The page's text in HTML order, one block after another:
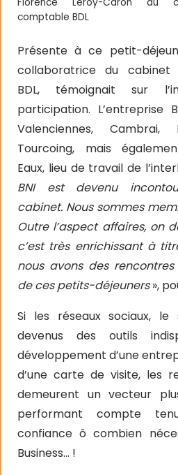
comptable BDL
Présente à ce petit-
collaboratrice du cabinet
BDL, témoignait sur
participation. L’entreprise
Valenciennes,
Tourcoing, mais
Eaux, lieu de travail de
BNI est devenu
cabinet. Nous sommes
Outre l’aspect affaires, on
c’est très enrichissant à
nous avons des
de ces petits-déjeuners»,
Si les réseaux sociaux,
devenus des outils
développement d’une
d’une carte de visite, les
demeurent un vecteur
performant compte
confiance ô combien
Business… !